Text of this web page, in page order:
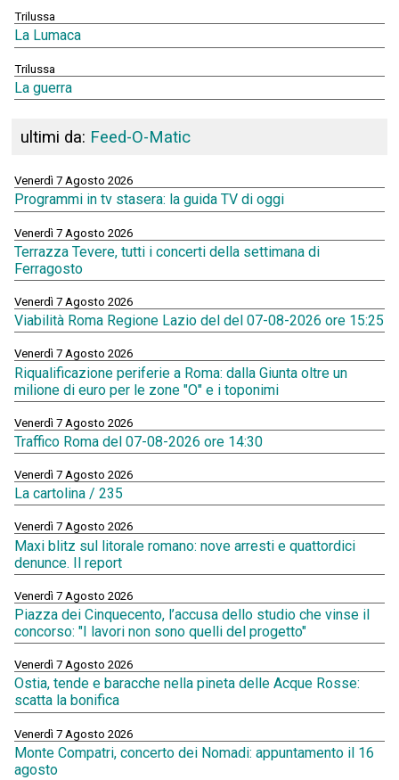
Trilussa
La Lumaca
Trilussa
La guerra
ultimi da: Feed-O-Matic
Venerdì 7 Agosto 2026
Programmi in tv stasera: la guida TV di oggi
Venerdì 7 Agosto 2026
Terrazza Tevere, tutti i concerti della settimana di
Ferragosto
Venerdì 7 Agosto 2026
Viabilità Roma Regione Lazio del del 07-08-2026 ore 15:25
Venerdì 7 Agosto 2026
Riqualificazione periferie a Roma: dalla Giunta oltre un
milione di euro per le zone "O" e i toponimi
Venerdì 7 Agosto 2026
Traffico Roma del 07-08-2026 ore 14:30
Venerdì 7 Agosto 2026
La cartolina / 235
Venerdì 7 Agosto 2026
Maxi blitz sul litorale romano: nove arresti e quattordici
denunce. Il report
Venerdì 7 Agosto 2026
Piazza dei Cinquecento, l’accusa dello studio che vinse il
concorso: "I lavori non sono quelli del progetto"
Venerdì 7 Agosto 2026
Ostia, tende e baracche nella pineta delle Acque Rosse:
scatta la bonifica
Venerdì 7 Agosto 2026
Monte Compatri, concerto dei Nomadi: appuntamento il 16
agosto